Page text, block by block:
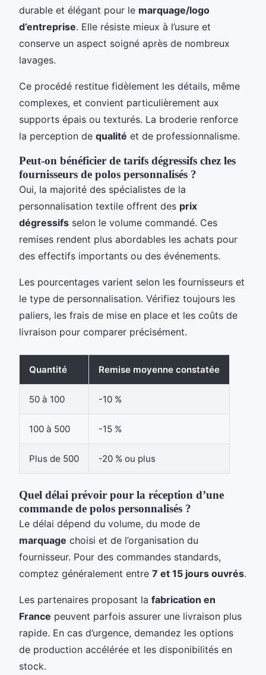
durable et élégant pour le marquage/logo
d’entreprise. Elle résiste mieux à l’usure et
conserve un aspect soigné après de nombreux
lavages.
Ce procédé restitue fidèlement les détails, même
complexes, et convient particulièrement aux
supports épais ou texturés. La broderie renforce
la perception de qualité et de professionnalisme.
Peut-on bénéficier de tarifs dégressifs chez les
fournisseurs de polos personnalisés ?
Oui, la majorité des spécialistes de la
personnalisation textile offrent des prix
dégressifs selon le volume commandé. Ces
remises rendent plus abordables les achats pour
des effectifs importants ou des événements.
Les pourcentages varient selon les fournisseurs et
le type de personnalisation. Vérifiez toujours les
paliers, les frais de mise en place et les coûts de
livraison pour comparer précisément.
Quantité Remise moyenne constatée
50 à 100 -10 %
100 à 500 -15 %
Plus de 500 -20 % ou plus
Quel délai prévoir pour la réception d’une
commande de polos personnalisés ?
Le délai dépend du volume, du mode de
marquage choisi et de l’organisation du
fournisseur. Pour des commandes standards,
comptez généralement entre 7 et 15 jours ouvrés.
Les partenaires proposant la fabrication en
France peuvent parfois assurer une livraison plus
rapide. En cas d’urgence, demandez les options
de production accélérée et les disponibilités en
stock.